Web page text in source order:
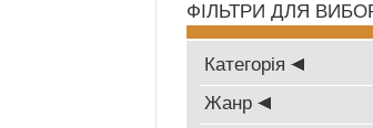
ФІЛЬТРИ ДЛЯ
Категорія
Жанр